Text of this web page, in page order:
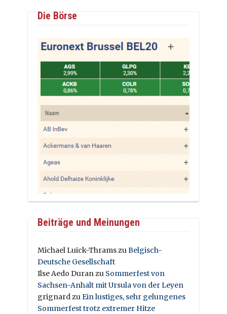
Die Börse
Beiträge und Meinungen
Michael Luick-ThramszuBelgisch-
Deutsche Gesellschaft
Ilse Aedo Duranzu Sommerfest von
Sachsen-Anhalt mit Ursula von der Leyen
grignardzuEin lustiges, sehr gelungenes
Sommerfest trotz extremer Hitze